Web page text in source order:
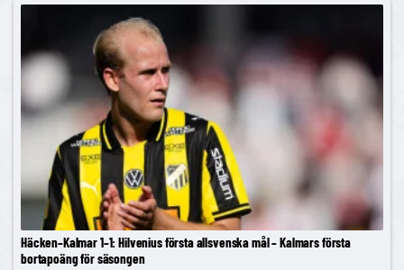
Häcken–Kalmar 1–1: Hilvenius första allsvenska mål – Kalmars första
bortapoäng för säsongen